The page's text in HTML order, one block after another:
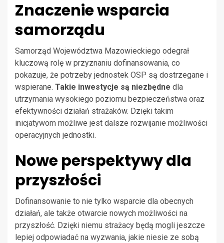
Znaczenie wsparcia
samorządu
Samorząd Województwa Mazowieckiego odegrał
kluczową rolę w przyznaniu dofinansowania, co
pokazuje, że potrzeby jednostek OSP są dostrzegane i
wspierane. Takie inwestycje są niezbędne dla
utrzymania wysokiego poziomu bezpieczeństwa oraz
efektywności działań strażaków. Dzięki takim
inicjatywom możliwe jest dalsze rozwijanie możliwości
operacyjnych jednostki.
Nowe perspektywy dla
przyszłości
Dofinansowanie to nie tylko wsparcie dla obecnych
działań, ale także otwarcie nowych możliwości na
przyszłość. Dzięki niemu strażacy będą mogli jeszcze
lepiej odpowiadać na wyzwania, jakie niesie ze sobą